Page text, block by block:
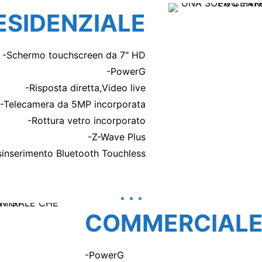
-Schermo touchscreen da 7" HD
-PowerG
-Risposta diretta,Video live
-Telecamera da 5MP incorporata
-Rottura vetro incorporato
-Z-Wave Plus
Bluetooth Touchless
-PowerG